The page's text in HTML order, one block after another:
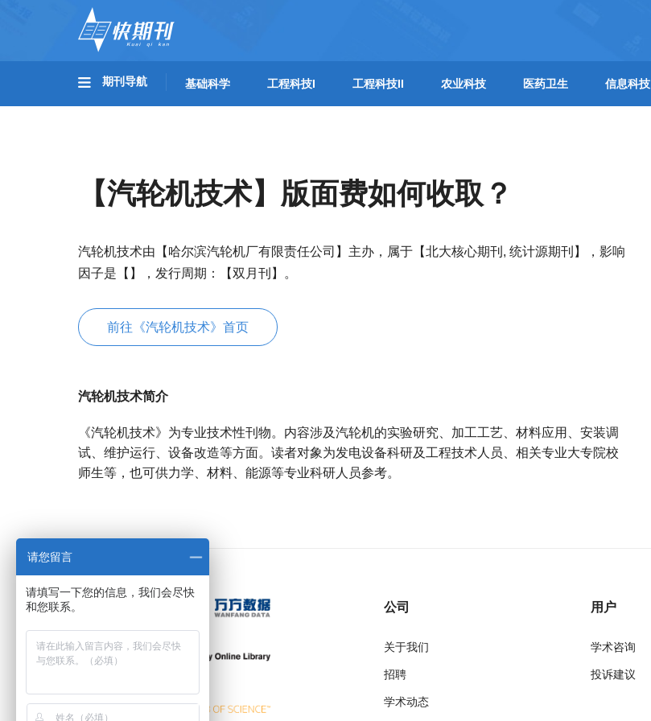
期刊导航 基础科学 工程科技I 工程科技II 农业科技 医药卫生 信息科技
【汽轮机技术】版面费如何收取？
汽轮机技术由【哈尔滨汽轮机厂有限责任公司】主办，属于【北大核心期刊, 统计源期刊】，影响
因子是【】，发行周期：【双月刊】。
前往《汽轮机技术》首页
汽轮机技术简介
《汽轮机技术》为专业技术性刊物。内容涉及汽轮机的实验研究、加工工艺、材料应用、安装调
试、维护运行、设备改造等方面。读者对象为发电设备科研及工程技术人员、相关专业大专院校
师生等，也可供力学、材料、能源等专业科研人员参考。
公司
关于我们
招聘
学术动态
用户
学术咨询
投诉建议
请您留言
请填写一下您的信息，我们会尽快
和您联系。